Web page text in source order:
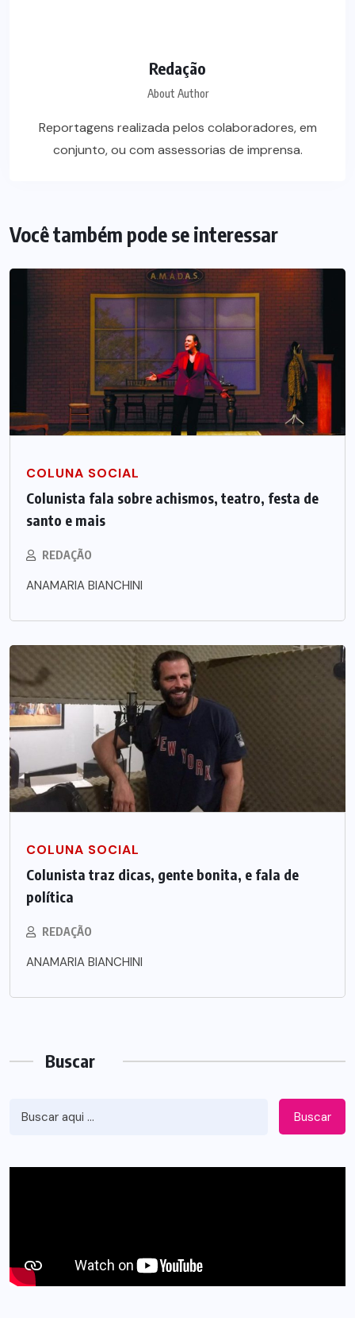
Redação
About Author
Reportagens realizada pelos colaboradores, em
conjunto, ou com assessorias de imprensa.
Você também pode se interessar
COLUNA SOCIAL
Colunista fala sobre achismos, teatro, festa de
santo e mais
REDAÇÃO
ANAMARIA BIANCHINI
COLUNA SOCIAL
Colunista traz dicas, gente bonita, e fala de
política
REDAÇÃO
ANAMARIA BIANCHINI
Buscar
Buscar